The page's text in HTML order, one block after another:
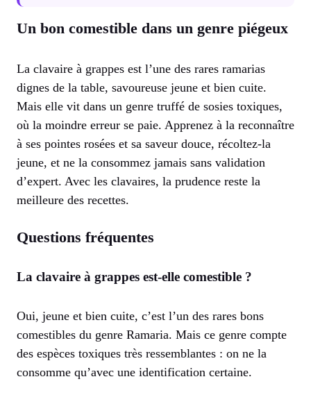
Un bon comestible dans un genre piégeux
La clavaire à grappes est l’une des rares ramarias
dignes de la table, savoureuse jeune et bien cuite.
Mais elle vit dans un genre truffé de sosies toxiques,
où la moindre erreur se paie. Apprenez à la reconnaître
à ses pointes rosées et sa saveur douce, récoltez-la
jeune, et ne la consommez jamais sans validation
d’expert. Avec les clavaires, la prudence reste la
meilleure des recettes.
Questions fréquentes
La clavaire à grappes est-elle comestible ?
Oui, jeune et bien cuite, c’est l’un des rares bons
comestibles du genre Ramaria. Mais ce genre compte
des espèces toxiques très ressemblantes : on ne la
consomme qu’avec une identification certaine.